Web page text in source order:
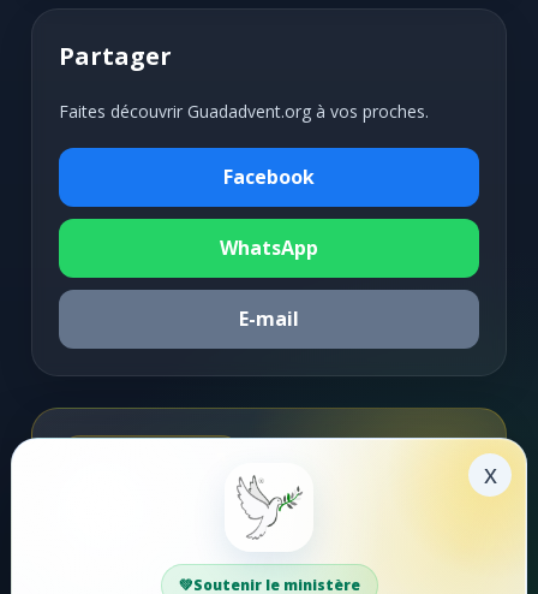
Partager
Faites découvrir Guadadvent.org à vos proches.
Facebook
WhatsApp
E-mail
Votre soutien aide Guadadvent.org à continuer sa
x
Soutenir le ministère